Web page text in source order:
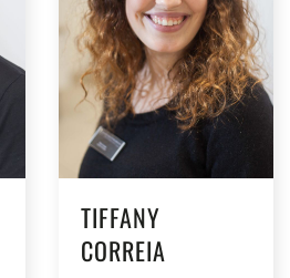
TIFFANY
CORREIA